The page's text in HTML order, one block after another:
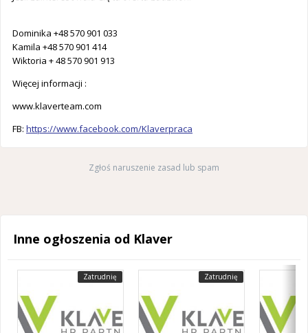
Dominika +48 570 901 033
Kamila +48 570 901 414
Wiktoria + 48 570 901 913
Więcej informacji :
www.klaverteam.com
FB: https://www.facebook.com/Klaverpraca
Zgłoś naruszenie zasad lub spam
Inne ogłoszenia od Klaver
Zatrudnię Zatrudnię